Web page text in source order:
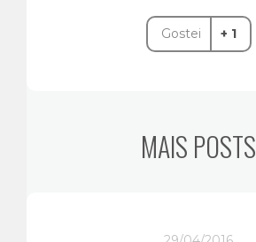
Gostei + 1
MAIS POSTS